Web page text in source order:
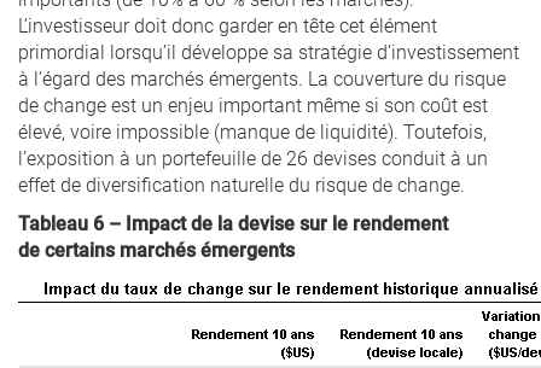
L’investisseur doit donc garder en tête cet élément
primordial lorsqu’il développe sa stratégie d’investissement
à l’égard des marchés émergents. La couverture du risque
de change est un enjeu important même si son coût est
élevé, voire impossible (manque de liquidité). Toutefois,
l’exposition à un portefeuille de 26 devises conduit à un
effet de diversification naturelle du risque de change.
Tableau 6 – Impact de la devise sur le rendement
de certains marchés émergents